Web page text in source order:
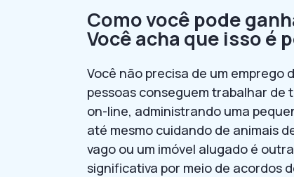
Como você pode
Você acha que isso é
Você não precisa de um emprego
pessoas conseguem trabalhar
on-line, administrando uma
até mesmo cuidando de animais
vago ou um imóvel alugado é
significativa por meio de acordos